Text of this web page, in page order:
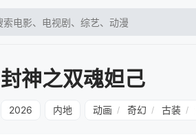
封神之双魂妲己
2026 内地 动画 / 奇幻 / 古装 /